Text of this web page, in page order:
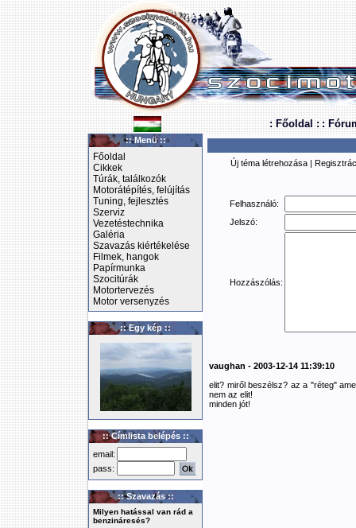
: Főoldal : :
:: Menü ::
Főoldal
Cikkek
Túrák, találkozók
Motorátépítés, felújítás
Tuning, fejlesztés
Szerviz
Vezetéstechnika
Galéria
Szavazás kiértékelése
Filmek, hangok
Papírmunka
Szocitúrák
Motortervezés
Motor versenyzés
:: Egy kép ::
:: Címlista belépés ::
email:
pass:
:: Szavazás ::
Milyen hatással van rád a
benzináresés?
Új téma létrehozása |
Felhasználó:
Jelszó:
Hozzászólás:
vaughan - 2003-12-14 11:39:10
elit? miről beszélsz? az a "réteg"
nem az elit!
minden jót!